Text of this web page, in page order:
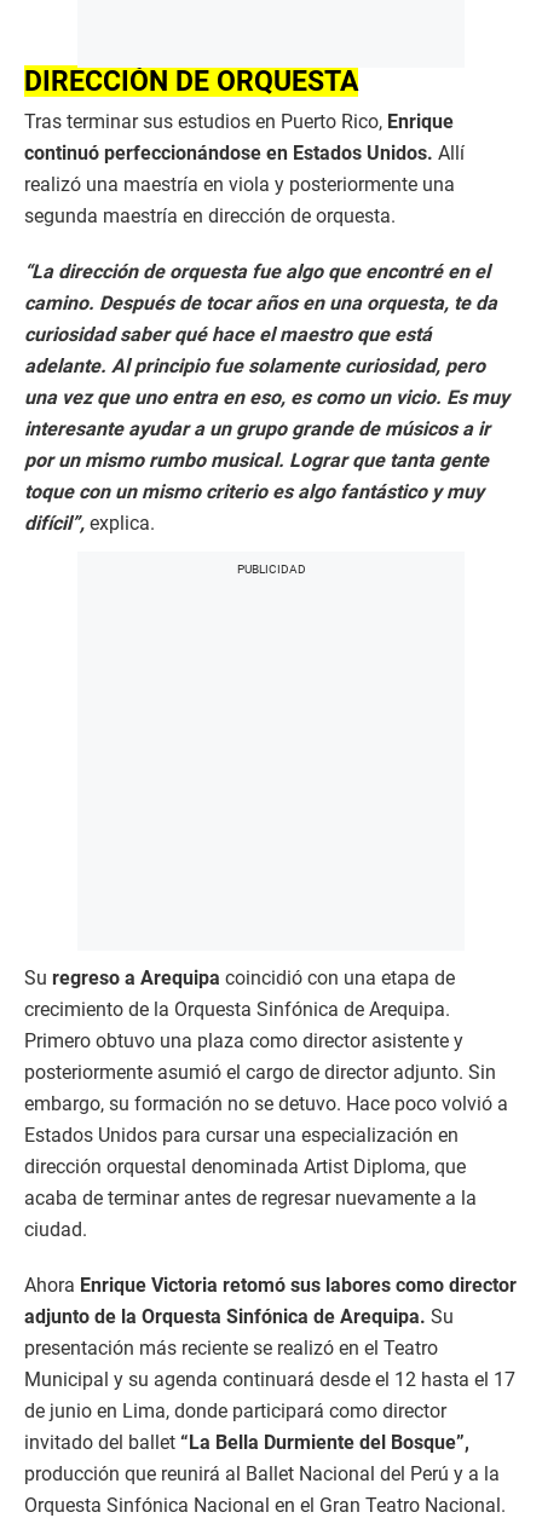
DIRECCIÓN DE ORQUESTA
Tras terminar sus estudios en Puerto Rico, Enrique
continuó perfeccionándose en Estados Unidos. Allí
realizó una maestría en viola y posteriormente una
segunda maestría en dirección de orquesta.
“La dirección de orquesta fue algo que encontré en el
camino. Después de tocar años en una orquesta, te da
curiosidad saber qué hace el maestro que está
adelante. Al principio fue solamente curiosidad, pero
una vez que uno entra en eso, es como un vicio. Es muy
interesante ayudar a un grupo grande de músicos a ir
por un mismo rumbo musical. Lograr que tanta gente
toque con un mismo criterio es algo fantástico y muy
difícil”, explica.
Su regreso a Arequipa coincidió con una etapa de
crecimiento de la Orquesta Sinfónica de Arequipa.
Primero obtuvo una plaza como director asistente y
posteriormente asumió el cargo de director adjunto. Sin
embargo, su formación no se detuvo. Hace poco volvió a
Estados Unidos para cursar una especialización en
dirección orquestal denominada Artist Diploma, que
acaba de terminar antes de regresar nuevamente a la
ciudad.
Ahora Enrique Victoria retomó sus labores como director
adjunto de la Orquesta Sinfónica de Arequipa. Su
presentación más reciente se realizó en el Teatro
Municipal y su agenda continuará desde el 12 hasta el 17
de junio en Lima, donde participará como director
invitado del ballet “La Bella Durmiente del Bosque”,
producción que reunirá al Ballet Nacional del Perú y a la
Orquesta Sinfónica Nacional en el Gran Teatro Nacional.